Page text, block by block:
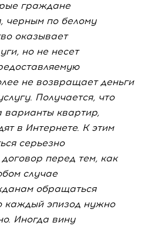
граждане
черным по белому
оказывает
но не несет
не возвращает деньги
Получается, что
варианты квартир,
в Интернете. К этим
серьезно
перед тем, как
случае
обращаться
каждый эпизод нужно
Иногда вину